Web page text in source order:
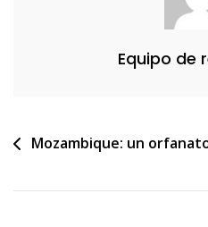
Equipo de
Navegación
entradas
Mozambique: un